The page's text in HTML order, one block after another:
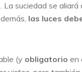
suciedad se
las luces
(y obligatorio en